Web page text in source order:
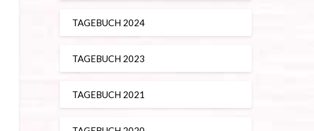
TAGEBUCH 2024
TAGEBUCH 2023
TAGEBUCH 2021